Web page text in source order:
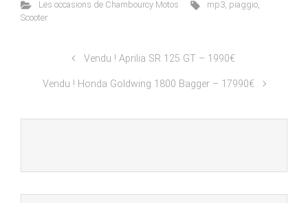
Les occasions de Chambourcy Motos mp3, piaggio,
Scooter
Vendu ! Aprilia SR 125 GT – 1990€
Vendu ! Honda Goldwing 1800 Bagger – 17990€